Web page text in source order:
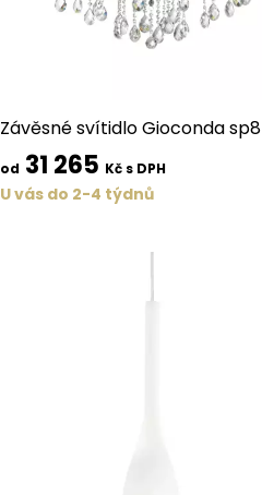
Závěsné svítidlo Gioconda sp8
od 31 265 Kč s DPH
U vás do 2-4 týdnů